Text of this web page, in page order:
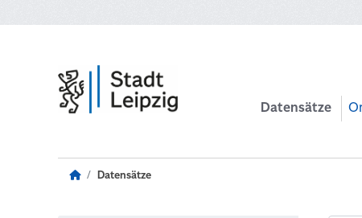
Datensätze
Datensätze